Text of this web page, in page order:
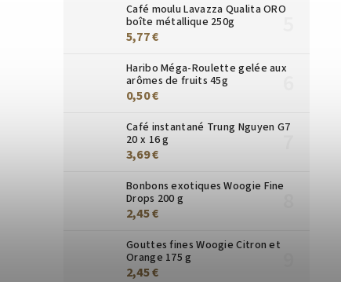
Café moulu Lavazza Qualita ORO
boîte métallique 250g
5,77 €
Haribo Méga-Roulette gelée aux
arômes de fruits 45g
0,50 €
Café instantané Trung Nguyen G7
20 x 16 g
3,69 €
Bonbons exotiques Woogie Fine
Drops 200 g
2,45 €
Gouttes fines Woogie Citron et
Orange 175 g
2,45 €